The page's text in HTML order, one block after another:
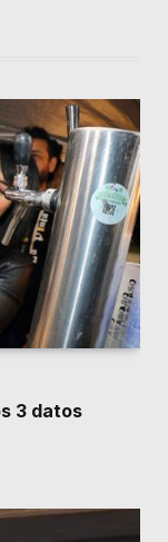
3 datos